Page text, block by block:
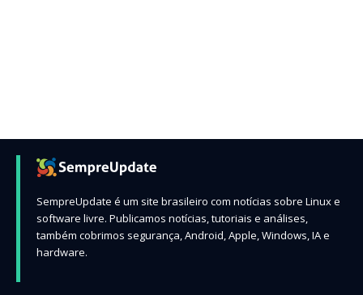
SempreUpdate é um site brasileiro com notícias sobre Linux e
software livre. Publicamos notícias, tutoriais e análises,
também cobrimos segurança, Android, Apple, Windows, IA e
hardware.